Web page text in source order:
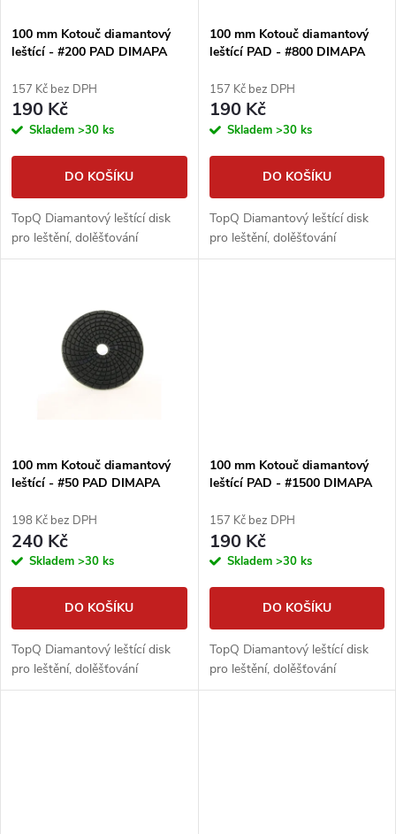
p
r
o
u
k
s
p
r
o
d
u
100 mm Kotouč diamantový
leštící - #200 PAD DIMAPA
157 Kč bez DPH
190 Kč
Skladem >30 ks
DO KOŠÍKU
TopQ Diamantový leštící disk
pro leštění, dolěšťování
100 mm Kotouč diamantový
leštící PAD - #800 DIMAPA
157 Kč bez DPH
190 Kč
Skladem >30 ks
DO KOŠÍKU
TopQ Diamantový leštící disk
pro leštění, dolěšťování
100 mm Kotouč diamantový
leštící - #50 PAD DIMAPA
198 Kč bez DPH
240 Kč
Skladem >30 ks
DO KOŠÍKU
TopQ Diamantový leštící disk
pro leštění, dolěšťování
100 mm Kotouč diamantový
leštící PAD - #1500 DIMAPA
157 Kč bez DPH
190 Kč
Skladem >30 ks
DO KOŠÍKU
TopQ Diamantový leštící disk
pro leštění, dolěšťování